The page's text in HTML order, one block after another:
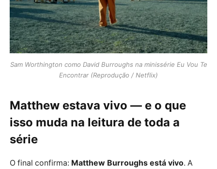
Sam Worthington como David Burroughs na minissérie Eu Vou Te
Encontrar (Reprodução / Netflix)
Matthew estava vivo — e o que
isso muda na leitura de toda a
série
O final confirma: Matthew Burroughs está vivo. A